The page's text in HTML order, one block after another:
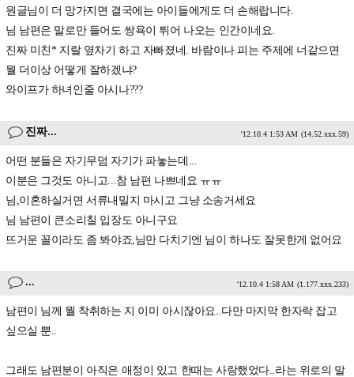
원글님이 더 망가지면 결국에는 아이들에게도 더 손해랍니다.
님 남편은 말로만 들어도 쌍욕이 튀어 나오는 인간이네요.
진짜 미친* 지랄 옆차기 하고 자빠졌네. 바람이나 피는 주제에 너같으면
뭘 더이상 어떻게 잘하겠냐?
와이프가 하녀인줄 아시나???
진짜... '12.10.4 1:53 AM (14.52.xxx.59)
어떤 분들은 자기무덤 자기가 파놓는데...
이분은 그것도 아니고...참 남편 나쁘네요 ㅠㅠ
님,이혼하실거면 서류내밀지 마시고 그냥 소송거세요
님 남편이 큰소리칠 입장도 아니구요
뜨거운 꼴이라도 좀 봐야죠,님만 다치기엔 님이 하나도 잘못한게 없어요
... '12.10.4 1:58 AM (1.177.xxx.233)
남편이 님께 뭘 착취하는 지 이미 아시잖아요..다만 마지막 한자락 잡고
싶으실 뿐..
그래도 남편분이 아직은 애정이 있고 한때는 사랑했었다..라는 위로의 말